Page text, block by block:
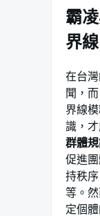
霸
界
在台
聞，
界線
識，
群體規
促進
持秩
等。
定個